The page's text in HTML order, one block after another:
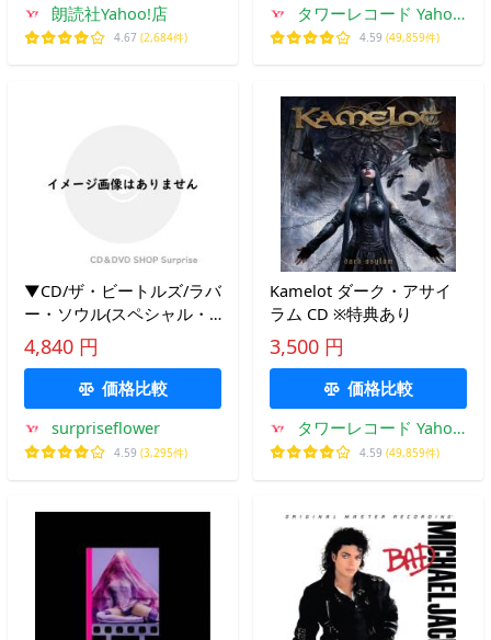
朗読社Yahoo!店
4.67 (2,684件)
タワーレコード Yahoo!
店
4.59 (49,859件)
▼CD/ザ・ビートルズ/ラバ
ー・ソウル(スペシャル・
エディション(2CDデラッ
クス)) (SHM-CD) (解説歌詞
対訳付) (限定盤)
4,840 円
価格比較
surpriseflower
4.59 (3,295件)
Kamelot ダーク・アサイ
ラム CD ※特典あり
3,500 円
価格比較
タワーレコード Yahoo!
店
4.59 (49,859件)